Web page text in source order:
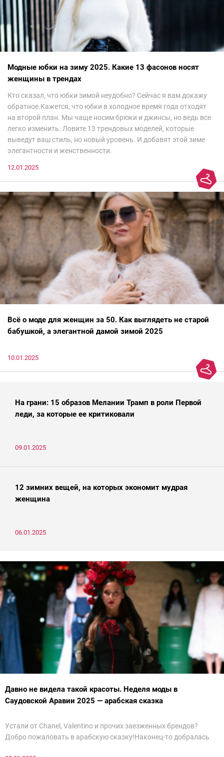
Модные юбки на зиму 2025. Какие 13 фасонов носят
женщины в трендах
Кто сказал, что юбки зимой неудобно? Сейчас я вам докажу
обратное.Кажется, что юбки в холодное время года отходят
на второй план. Мы чаще носим брюки и джинсы, но ведь все
легко изменить. Ловите 13 трендовых моделей, которые
выведут ваш стиль, но новый уровень. И добавят этой зиме
элегантности и женственности.
12.01.2025
Всё о моде для женщин за 50. Как выглядеть не старой
бабушкой, а элегантной дамой зимой 2025
10.01.2025
На грани: 15 образов Мелании Трамп в роли Первой
леди, за которые ее критиковали
09.01.2025
12 зимних вещей, на которых экономит мудрая
женщина
06.01.2025
Давно не видела такой красоты. Неделя моды в
Саудовской Аравии 2025 — арабская сказка
Устали от Chanel, Valentino и прочих заезженных брендов?
Добро пожаловать в арабскую сказку!Наконец-то добралась